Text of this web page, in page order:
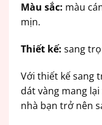
Màu sắc: màu
mịn.
Thiết kế: sang
Với thiết kế sang
dát vàng mang
nhà bạn trở nên